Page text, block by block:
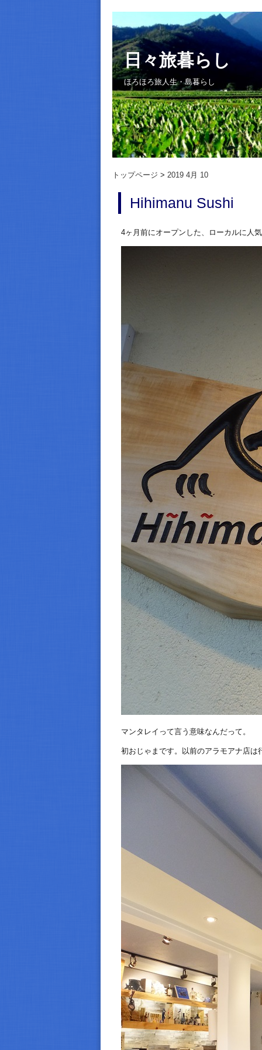
日々旅暮らし
ほろほろ旅人生・島暮らし
トップページ 2019 4月 10
Hihimanu Sushi
4ヶ月前にオープンした、ローカルに人
マンタレイって言う意味なんだって。
初おじゃまです。以前のアラモアナ店は